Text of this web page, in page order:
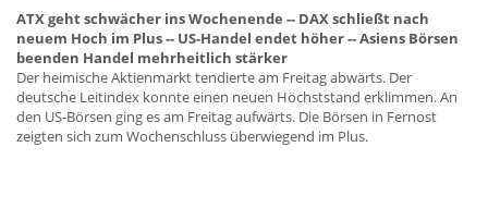
ATX geht schwächer ins Wochenende -- DAX schließt nach
neuem Hoch im Plus -- US-Handel endet höher -- Asiens Börsen
beenden Handel mehrheitlich stärker
Der heimische Aktienmarkt tendierte am Freitag abwärts. Der
deutsche Leitindex konnte einen neuen Höchststand erklimmen. An
den US-Börsen ging es am Freitag aufwärts. Die Börsen in Fernost
zeigten sich zum Wochenschluss überwiegend im Plus.